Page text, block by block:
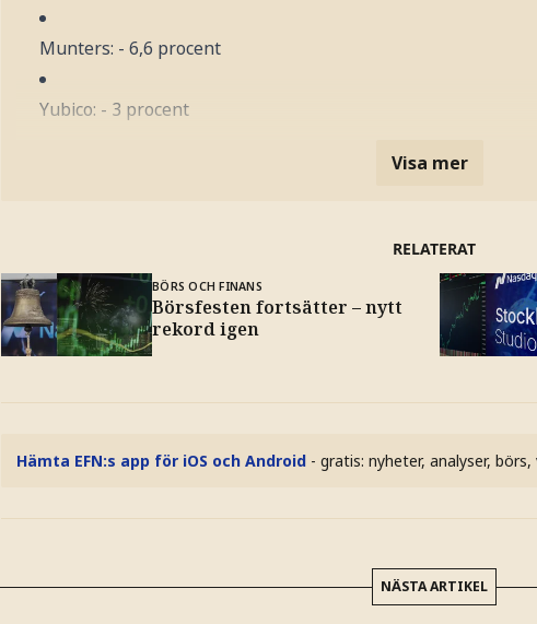
Munters: - 6,6 procent
Yubico: - 3 procent
Visa mer
RELATERAT
BÖRS OCH FINANS
Börsfesten fortsätter – nytt
rekord igen
Hämta EFN:s app för iOS och Android - gratis: nyheter, analyser,
NÄSTA ARTIKEL